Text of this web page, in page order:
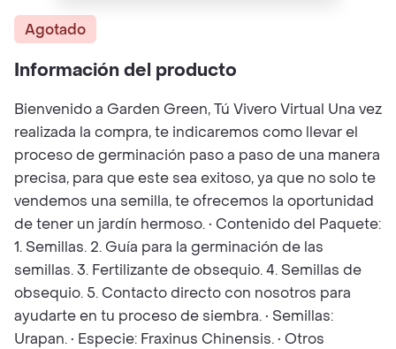
Agotado
Información del producto
Bienvenido a Garden Green, Tú Vivero Virtual Una vez
realizada la compra, te indicaremos como llevar el
proceso de germinación paso a paso de una manera
precisa, para que este sea exitoso, ya que no solo te
vendemos una semilla, te ofrecemos la oportunidad
de tener un jardín hermoso. • Contenido del Paquete:
1. Semillas. 2. Guía para la germinación de las
semillas. 3. Fertilizante de obsequio. 4. Semillas de
obsequio. 5. Contacto directo con nosotros para
ayudarte en tu proceso de siembra. • Semillas:
Urapan. • Especie: Fraxinus Chinensis. • Otros